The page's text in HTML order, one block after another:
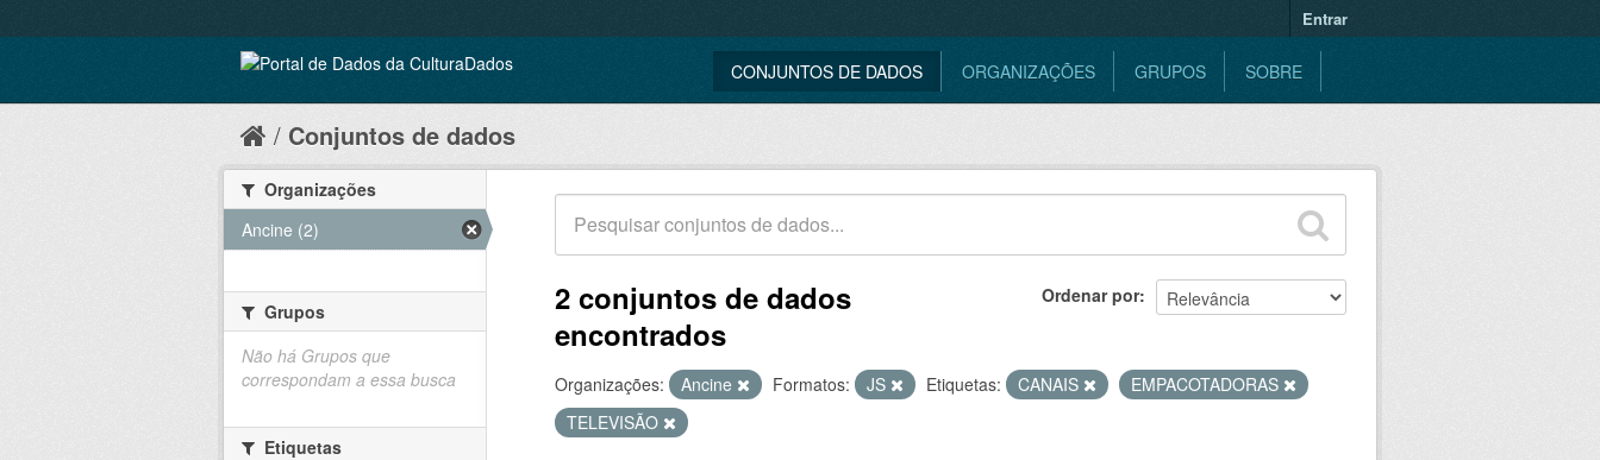
Entrar
CONJUNTOS DE DADOS ORGANIZAÇÕES GRUPOS SOBRE
Conjuntos de dados
Ordenar por
2 conjuntos de dados
encontrados
Organizações: Ancine Formatos: JS Etiquetas: CANAIS
EMPACOTADORAS
TELEVISÃO
Organizações
Ancine (2)
Grupos
Não há Grupos que
correspondam a essa busca
Etiquetas